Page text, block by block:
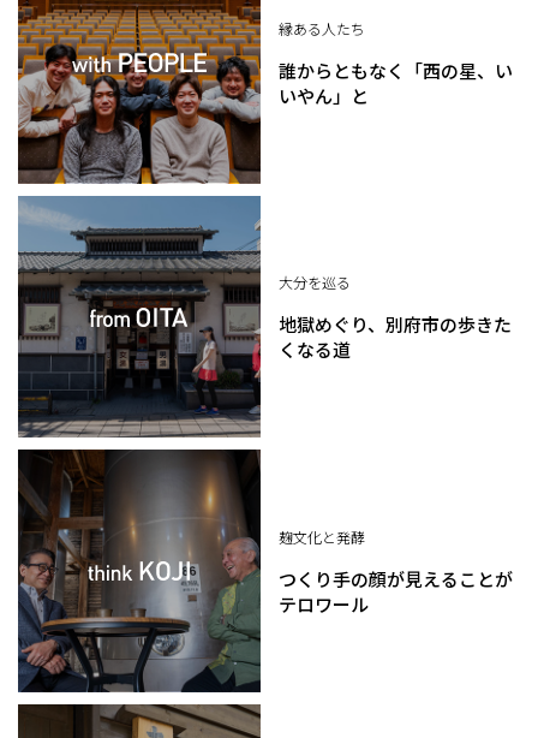
大分を巡る
地獄めぐり、別府市の歩きた
くなる道
麹文化と発酵
つくり手の顔が見えることが
テロワール
縁ある人たち
誰からともなく「西の星、い
いやん」と